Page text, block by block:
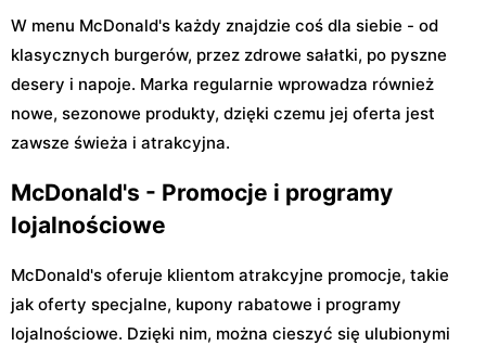
W menu McDonald's każdy znajdzie coś dla siebie - od
klasycznych burgerów, przez zdrowe sałatki, po pyszne
desery i napoje. Marka regularnie wprowadza również
nowe, sezonowe produkty, dzięki czemu jej oferta jest
zawsze świeża i atrakcyjna.
McDonald's - Promocje i programy
lojalnościowe
McDonald's oferuje klientom atrakcyjne promocje, takie
jak oferty specjalne, kupony rabatowe i programy
lojalnościowe. Dzięki nim, można cieszyć się ulubionymi